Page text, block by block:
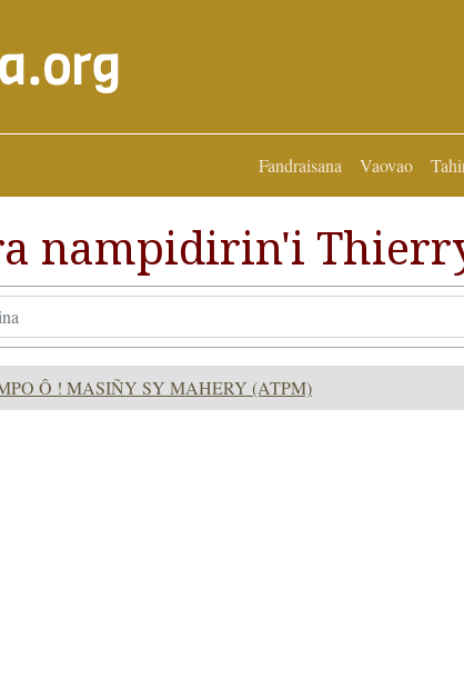
Fandraisana Vaovao
nampidirin'i
Ô ! MASIÑY SY MAHERY (ATPM)